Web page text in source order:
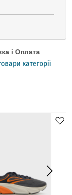
і Оплата
категорії